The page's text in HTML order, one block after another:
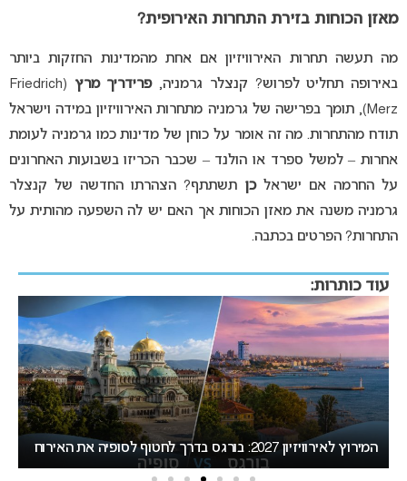
מאזן הכוחות בזירת התחרות האירופית?
מה תעשה תחרות האירוויזיון אם אחת מהמדינות החזקות ביותר
באירופה תחליט לפרוש? קנצלר גרמניה, פרידריך מרץ
(Friedrich
Merz), תומך בפרישה של גרמניה מתחרות האירוויזיון במידה וישראל
תודח מהתחרות. מה זה אומר על כוחן של מדינות כמו גרמניה לעומת
אחרות – למשל ספרד או הולנד – שכבר הכריזו בשבועות האחרונים
על החרמה אם ישראל כן תשתתף? הצהרתו החדשה של קנצלר
גרמניה משנה את מאזן הכוחות אך האם יש לה השפעה מהותית על
התחרות? הפרטים בכתבה.
עוד כותרות:
אירוויזיון 2027 עשוי לאמץ שיטת הצבעה חדשה
בישראל